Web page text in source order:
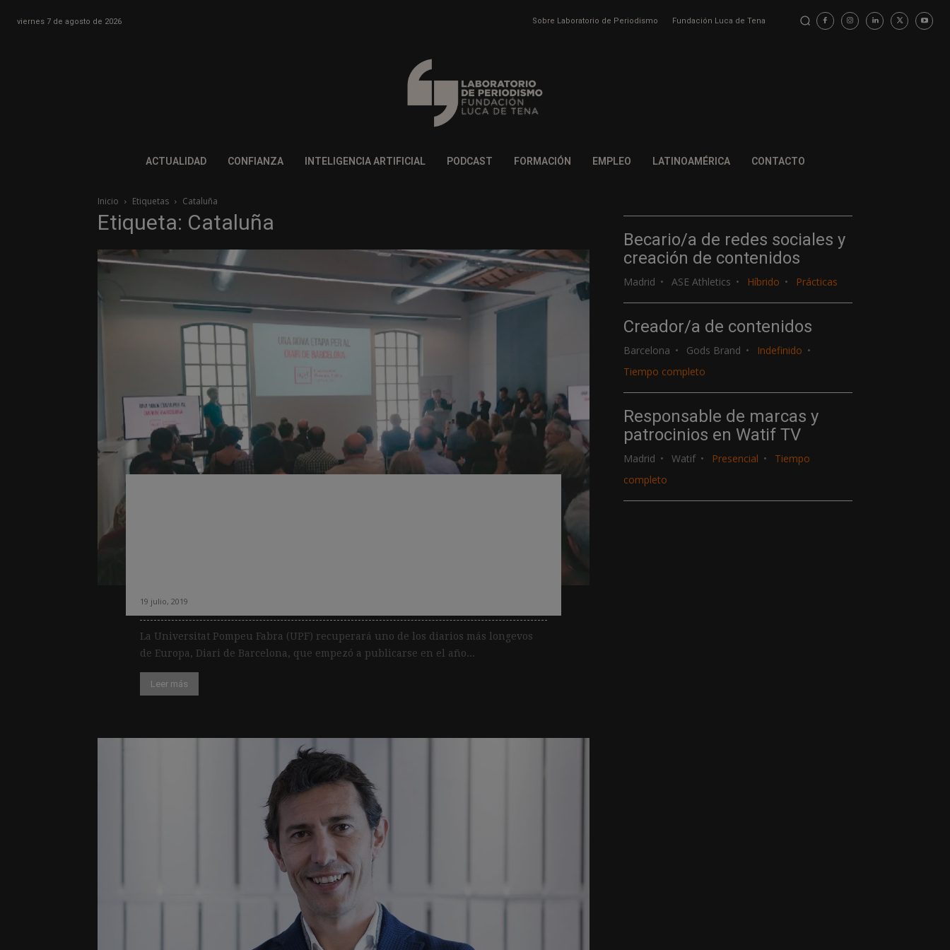
viernes 7 de agosto de 2026 Sobre Laboratorio de Periodismo Fundación Luca de Tena
ACTUALIDAD CONFIANZA INTELIGENCIA ARTIFICIAL PODCAST FORMACIÓN EMPLEO LATINOAMÉRICA CONTACTO
Inicio Etiquetas Cataluña
Etiqueta: Cataluña
19 julio, 2019
La Universitat Pompeu Fabra (UPF) recuperará uno de los diarios más longevos
de Europa, Diari de Barcelona, que empezó a publicarse en el año...
Leer más
Becario/a de redes sociales y
creación de contenidos
Madrid ASE Athletics Híbrido Prácticas
Creador/a de contenidos
Barcelona Gods Brand
Indefinido
Tiempo completo
Responsable de marcas y
patrocinios en Watif TV
Madrid Watif Presencial
Tiempo
completo